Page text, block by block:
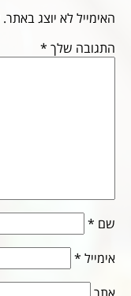
האימייל לא יוצג באתר.
התגובה שלך *
שם *
אימייל *